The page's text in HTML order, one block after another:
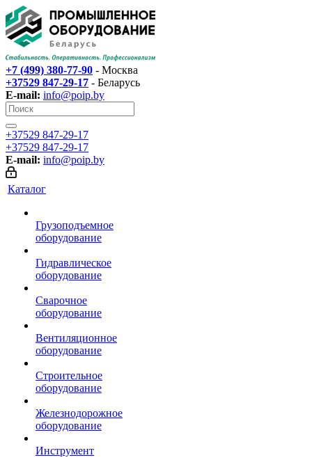
+7 (499) 380-77-90 - Москва
+37529 847-29-17‬ - Беларусь
E-mail: info@poip.by
+37529 847-29-17‬
+37529 847-29-17‬
E-mail: info@poip.by
Каталог
Грузоподъемное
оборудование
Гидравлическое
оборудование
Сварочное
оборудование
Вентиляционное
оборудование
Строительное
оборудование
Железнодорожное
оборудование
Инструмент